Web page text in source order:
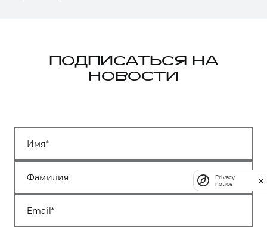
ПОДПИСАТЬСЯ НА
НОВОСТИ
Имя
Фамилия
Email
Privacy
notice